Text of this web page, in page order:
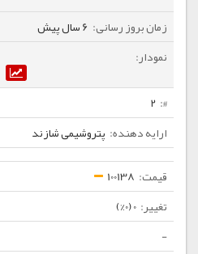
6 سال پیش
2
پتروشیمی شازند
100138
0 (0%)
-